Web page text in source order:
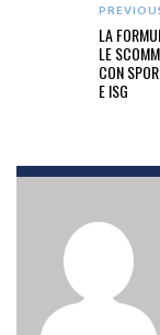
LA
LE
CON
E ISG